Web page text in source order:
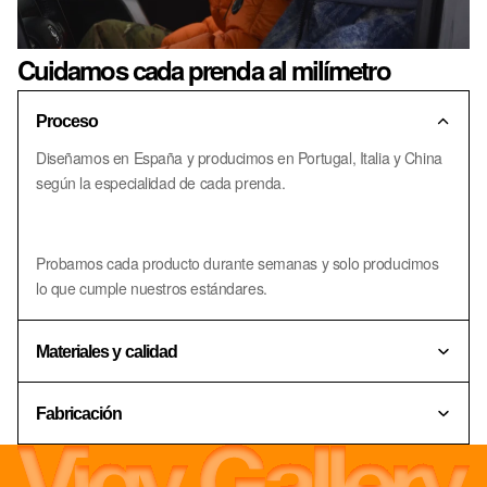
Cuidamos cada prenda al milímetro
Proceso
Diseñamos en España y producimos en Portugal, Italia y China
según la especialidad de cada prenda.
Probamos cada producto durante semanas y solo producimos
lo que cumple nuestros estándares.
Materiales y calidad
Fabricación